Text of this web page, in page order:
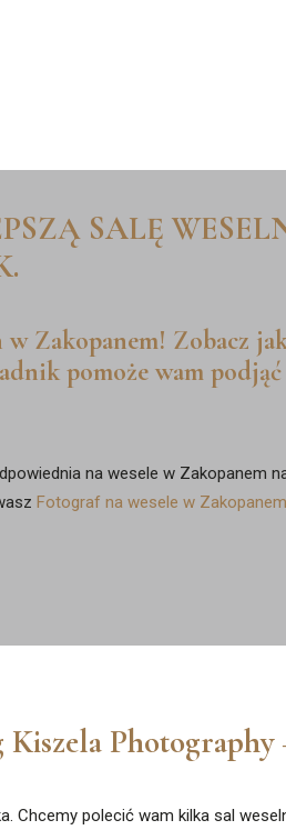
SALĘ
Zakopanem! Zobacz
pomoże wam
na wesele w Zakopanem
Fotograf na wesele w Zakopanem
Kiszela
Chcemy polecić wam kilka sal